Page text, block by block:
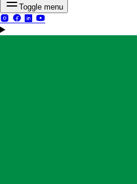
Toggle menu